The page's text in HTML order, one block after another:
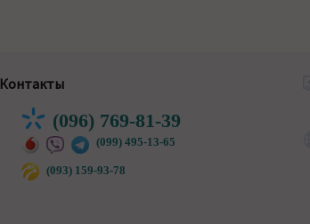
Контакты
(096) 769-81-39
(099) 495-13-65
(093) 159-93-78